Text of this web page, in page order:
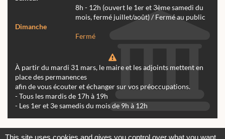
8h - 12h (ouvert le 1er et 3ème samedi du
mois, fermé juillet/août) / Fermé au public
Dimanche
Fermé
À partir du mardi 31 mars, le maire et les adjoints mettent en
place des permanences
afin de vous écouter et échanger sur vos préoccupations.
- Tous les mardis de 17h à 19h
- Les 1er et 3e samedis du mois de 9h à 12h
This site uses cookies and gives you control over what you want